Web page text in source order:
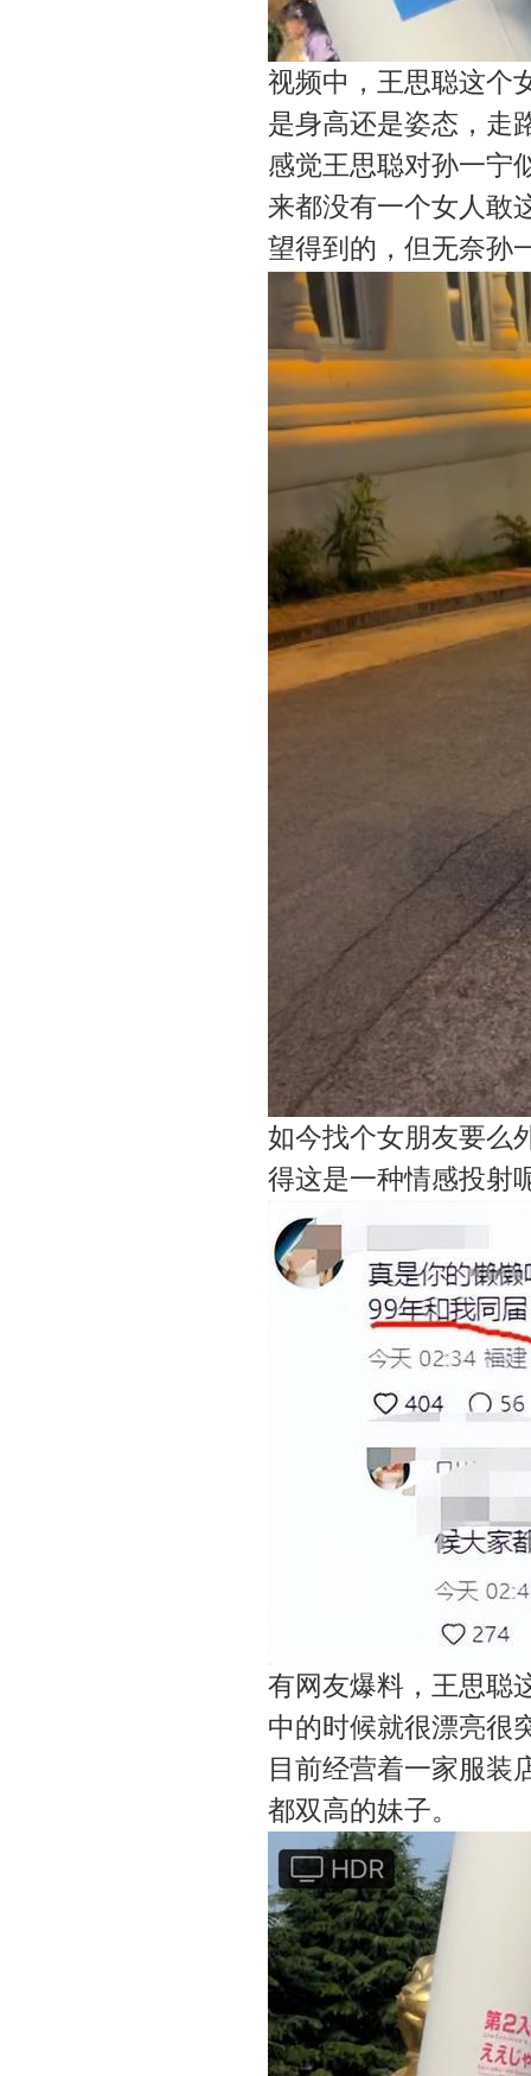
视频中，王思聪这个
是身高还是姿态，走
感觉王思聪对孙一宁
来都没有一个女人敢
望得到的，但无奈孙
如今找个女朋友要么
得这是一种情感投射
有网友爆料，王思聪
中的时候就很漂亮很
目前经营着一家服装
都双高的妹子。